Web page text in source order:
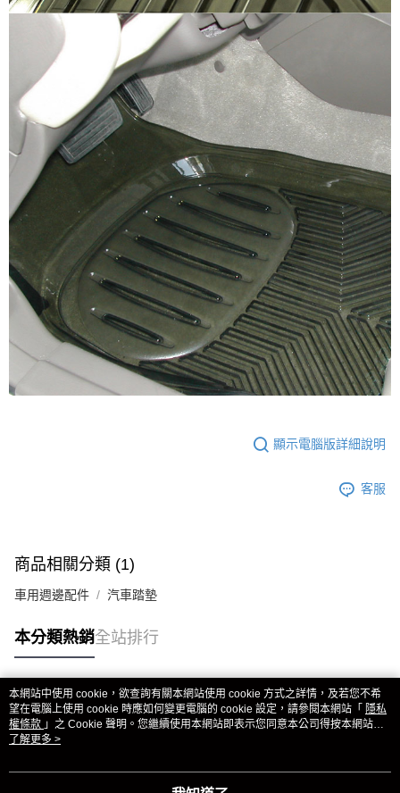
顯示電腦版詳細說明
客服
商品相關分類 (1)
車用週邊配件 汽車踏墊
本分類熱銷全站排行
熱門標籤
本網站中使用 cookie，欲查詢有關本網站使用 cookie 方式之詳情，及若您不希
望在電腦上使用 cookie 時應如何變更電腦的 cookie 設定，請參閱本網站「 隱私
權條款 」之 Cookie 聲明。您繼續使用本網站即表示您同意本公司得按本網站使
用條款之 Cookie 聲明使用 cookie。
了解更多 >